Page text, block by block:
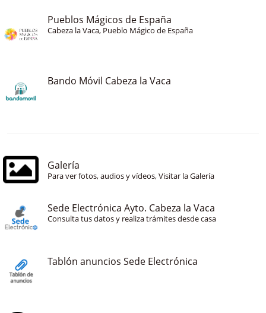
Pueblos Mágicos de España
Cabeza la Vaca, Pueblo Mágico de España
Bando Móvil Cabeza la Vaca
Galería
Para ver fotos, audios y vídeos, Visitar la Galería
Sede Electrónica Ayto. Cabeza la Vaca
Consulta tus datos y realiza trámites desde casa
Tablón anuncios Sede Electrónica